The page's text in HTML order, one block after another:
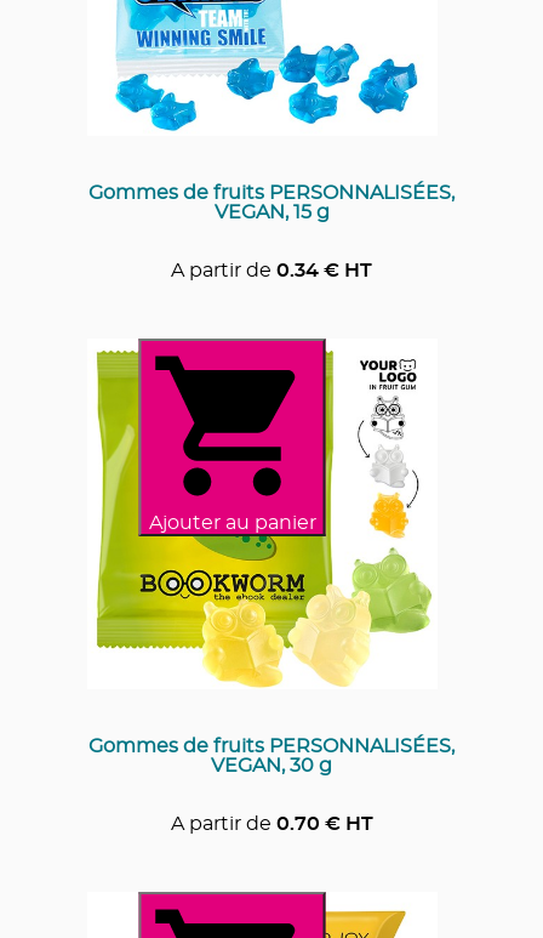
Gommes de fruits PERSONNALISÉES,
VEGAN, 15 g
A partir de 0.34 € HT
Ajouter au panier
Gommes de fruits PERSONNALISÉES,
VEGAN, 30 g
A partir de 0.70 € HT